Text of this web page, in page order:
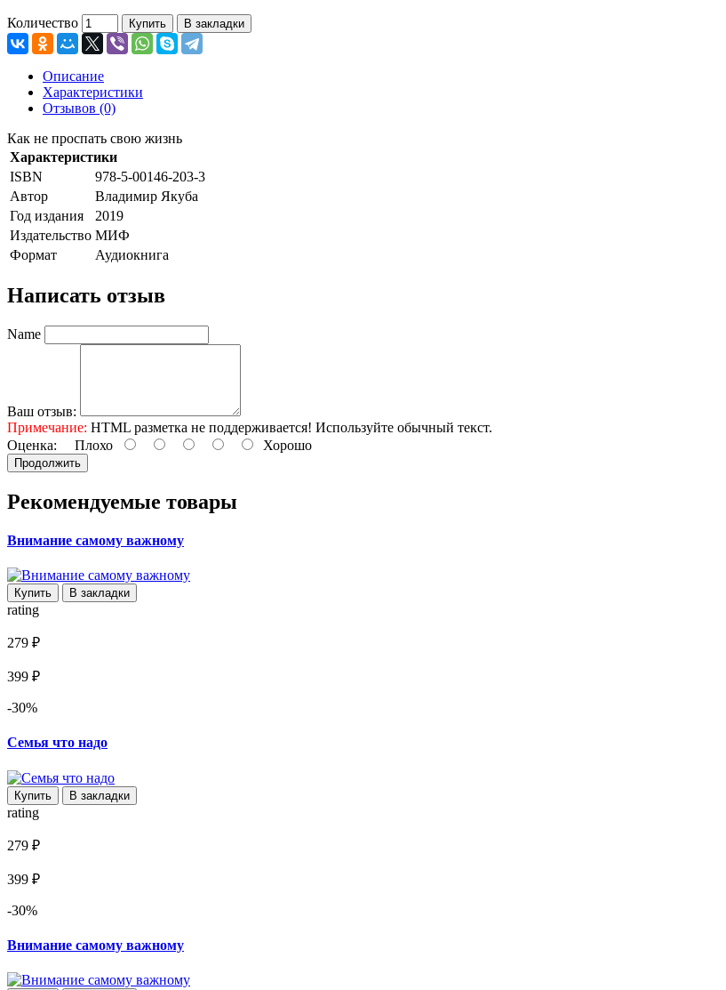
Количество Купить В закладки
Описание
Характеристики
Отзывов (0)
Как не проспать свою жизнь
Характеристики
ISBN
978-5-00146-203-3
Автор
Владимир Якуба
Год издания
2019
Издательство МИФ
Формат
Аудиокнига
Написать отзыв
Name
Ваш отзыв:
Примечание: HTML разметка не поддерживается! Используйте обычный текст.
Оценка: Плохо Хорошо
Продолжить
Рекомендуемые товары
Внимание самому важному
Купить В закладки
rating
279 ₽
399 ₽
-30%
Семья что надо
Купить В закладки
rating
279 ₽
399 ₽
-30%
Внимание самому важному